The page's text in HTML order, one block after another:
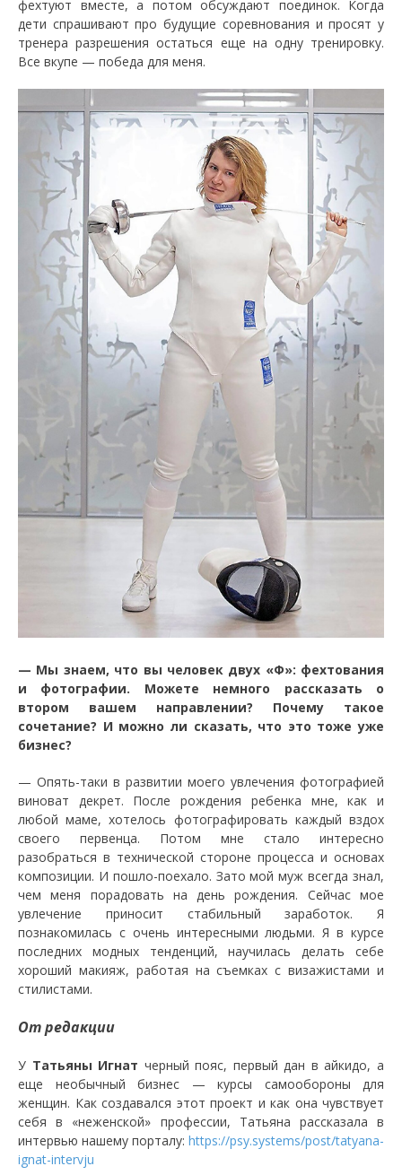
фехтуют вместе, а потом обсуждают поединок. Когда
дети спрашивают про будущие соревнования и просят у
тренера разрешения остаться еще на одну тренировку.
Все вкупе — победа для меня.
— Мы знаем, что вы человек двух «Ф»: фехтования
и фотографии. Можете немного рассказать о
втором вашем направлении? Почему такое
сочетание? И можно ли сказать, что это тоже уже
бизнес?
— Опять-таки в развитии моего увлечения фотографией
виноват декрет. После рождения ребенка мне, как и
любой маме, хотелось фотографировать каждый вздох
своего первенца. Потом мне стало интересно
разобраться в технической стороне процесса и основах
композиции. И пошло-поехало. Зато мой муж всегда знал,
чем меня порадовать на день рождения. Сейчас мое
увлечение приносит стабильный заработок. Я
познакомилась с очень интересными людьми. Я в курсе
последних модных тенденций, научилась делать себе
хороший макияж, работая на съемках с визажистами и
стилистами.
От редакции
У Татьяны Игнат черный пояс, первый дан в айкидо, а
еще необычный бизнес — курсы самообороны для
женщин. Как создавался этот проект и как она чувствует
себя в «неженской» профессии, Татьяна рассказала в
интервью нашему порталу: https://psy.systems/post/tatyana-
ignat-intervju